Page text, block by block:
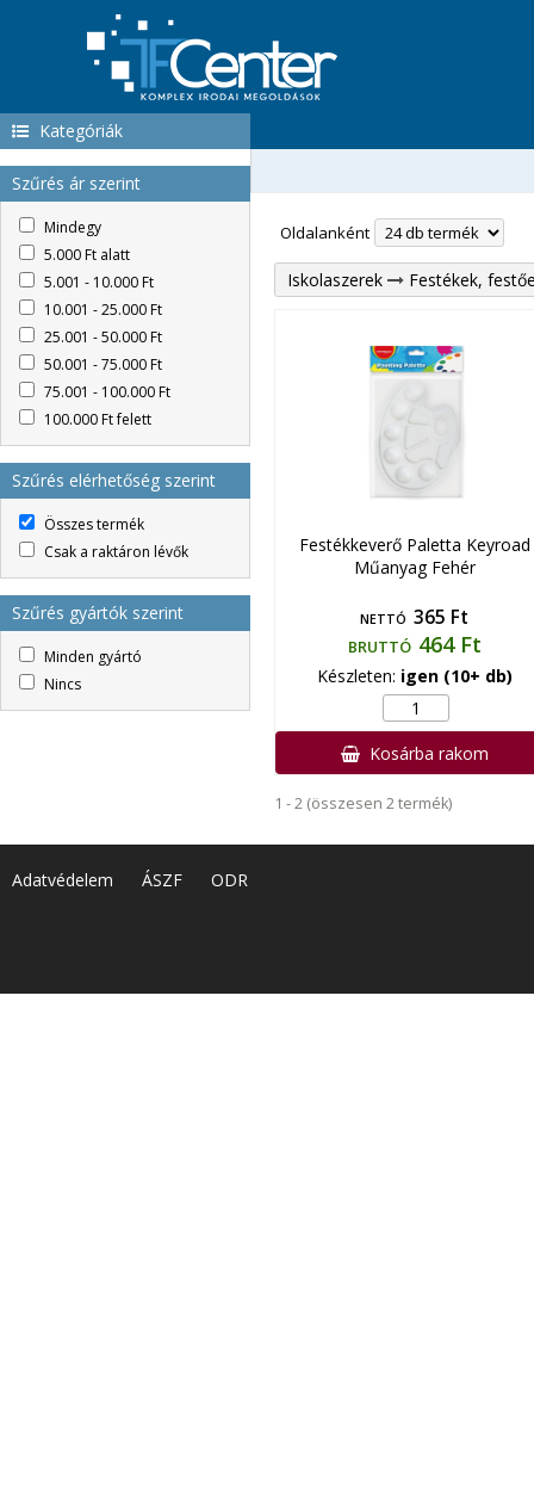
Kategóriák
Szűrés ár szerint
Mindegy
5.000 Ft alatt
5.001 - 10.000 Ft
10.001 - 25.000 Ft
25.001 - 50.000 Ft
50.001 - 75.000 Ft
75.001 - 100.000 Ft
100.000 Ft felett
Szűrés elérhetőség szerint
Összes termék
Csak a raktáron lévők
Szűrés gyártók szerint
Minden gyártó
Nincs
Oldalanként
Iskolaszerek Festékek,
Festékkeverő Paletta Keyroad
Műanyag Fehér
NETTÓ 365 Ft
BRUTTÓ 464 Ft
Készleten: igen (10+ db)
Kosárba rakom
1 - 2 (összesen 2 termék)
Adatvédelem ÁSZF ODR